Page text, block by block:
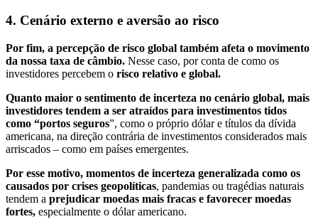
4. Cenário externo e aversão ao risco
Por fim, a percepção de risco global também afeta o movimento
da nossa taxa de câmbio. Nesse caso, por conta de como os
investidores percebem o risco relativo e global.
Quanto maior o sentimento de incerteza no cenário global, mais
investidores tendem a ser atraídos para investimentos tidos
como “portos seguros”, como o próprio dólar e títulos da dívida
americana, na direção contrária de investimentos considerados mais
arriscados – como em países emergentes.
Por esse motivo, momentos de incerteza generalizada como os
causados por crises geopolíticas, pandemias ou tragédias naturais
tendem a prejudicar moedas mais fracas e favorecer moedas
fortes, especialmente o dólar americano.